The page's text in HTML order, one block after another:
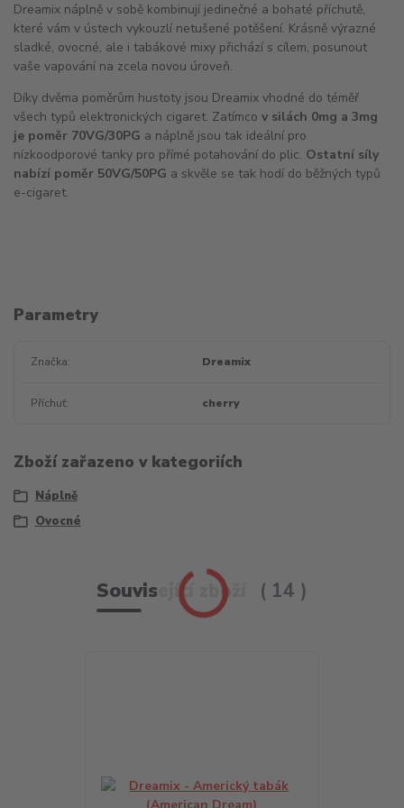
Dreamix náplně v sobě kombinují jedinečné a bohaté příchutě,
které vám v ústech vykouzlí netušené potěšení. Krásně výrazné
sladké, ovocné, ale i tabákové mixy přichází s cílem, posunout
vaše vapování na zcela novou úroveň.
Díky dvěma poměrům hustoty jsou Dreamix vhodné do téměř
všech typů elektronických cigaret. Zatímco v silách 0mg a 3mg
je poměr 70VG/30PG a náplně jsou tak ideální pro
nízkoodporové tanky pro přímé potahování do plic. Ostatní síly
nabízí poměr 50VG/50PG a skvěle se tak hodí do běžných typů
e-cigaret.
Parametry
Značka Dreamix
Příchuť cherry
Zboží zařazeno v kategoriích
Náplně
Ovocné
Související zboží 14